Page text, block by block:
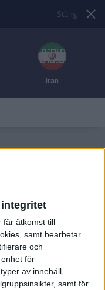
får åtkomst till
samt bearbetar
och
för
av innehåll,
samt för
Stäng
Iran